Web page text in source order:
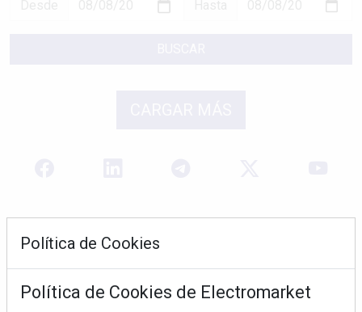
Política de Cookies
Política de Cookies de Electromarket